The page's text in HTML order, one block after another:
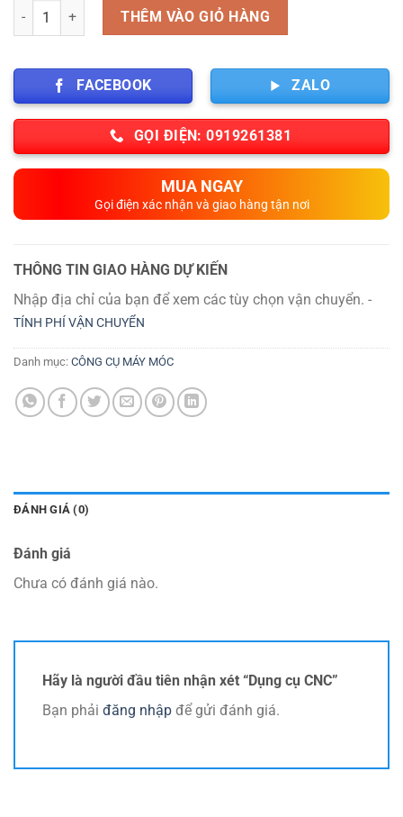
Số lượng THÊM VÀO GIỎ HÀNG
FACEBOOK ZALO
GỌI ĐIỆN: 0919261381
MUA NGAY
Gọi điện xác nhận và giao hàng tận nơi
THÔNG TIN GIAO HÀNG DỰ KIẾN
Nhập địa chỉ của bạn để xem các tùy chọn vận chuyển. -
TÍNH PHÍ VẬN CHUYỂN
Danh mục: CÔNG CỤ MÁY MÓC
ĐÁNH GIÁ (0)
Đánh giá
Chưa có đánh giá nào.
Hãy là người đầu tiên nhận xét “Dụng cụ CNC”
Bạn phải đăng nhập để gửi đánh giá.